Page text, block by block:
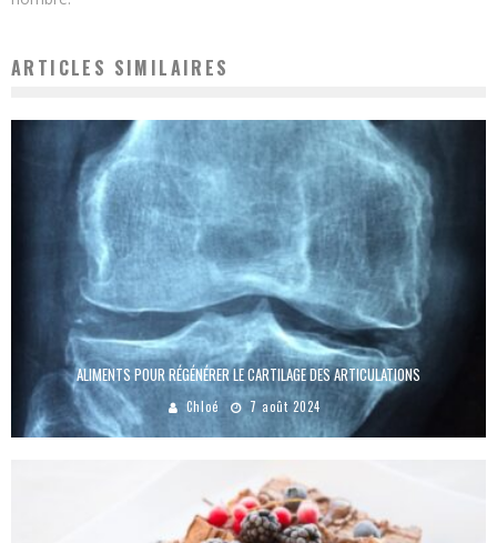
ARTICLES SIMILAIRES
ALIMENTS POUR RÉGÉNÉRER LE CARTILAGE DES ARTICULATIONS
Chloé 7 août 2024